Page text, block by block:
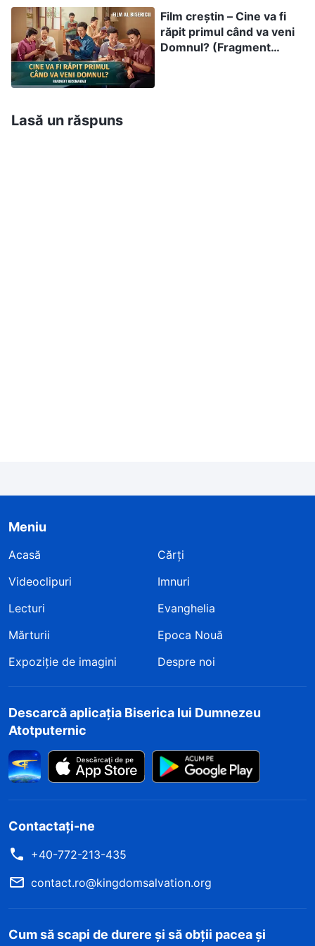
Dumnezeu va fi şi ea pe pământ. Dacă avem
credință în Dumnezeu de mulţi ani, dar nu
suntem în stare să vedem lucrul acesta, nu
înseamnă că nu înţelegem adevărul sau cuvintele
bazat pe scenariul filmului Trezirea din vis
Film creștin – Cine va fi
răpit primul când va veni
Domnul? (Fragment
Lasă un răspuns
Meniu
Acasă
Cărți
Videoclipuri
Imnuri
Lecturi
Evanghelia
Mărturii
Epoca Nouă
Expoziție de imagini
Despre noi
Descarcă aplicația Biserica lui Dumnezeu
Atotputernic
Contactați-ne
+40-772-213-435
contact.ro@kingdomsalvation.org
Cum să scapi de durere și să obții pacea și